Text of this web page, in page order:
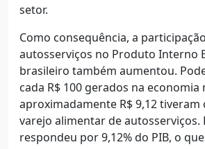
setor.
Como consequência, a
autosserviços no Produto Interno
brasileiro também aumentou.
cada R$ 100 gerados na economia
aproximadamente R$ 9,12 tiveram
varejo alimentar de autosserviços.
respondeu por 9,12% do PIB, o